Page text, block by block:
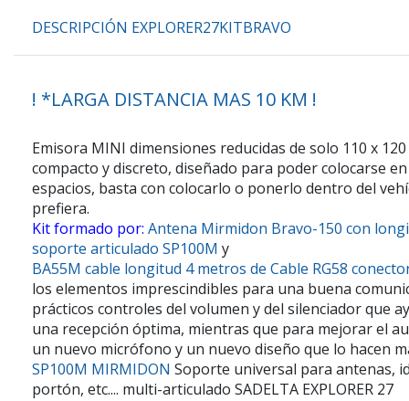
DESCRIPCIÓN EXPLORER27KITBRAVO
! *LARGA DISTANCIA MAS 10 KM !
Emisora MINI dimensiones reducidas de solo 110 x
compacto y discreto, diseñado para poder colocarse
espacios, basta con colocarlo o ponerlo dentro del
prefiera.
Kit formado por: Antena Mirmidon Bravo-150 con
soporte articulado SP100M y
BA55M cable longitud 4 metros de Cable RG58
los elementos imprescindibles para una buena
prácticos controles del volumen y del silenciador que
una recepción óptima, mientras que para mejorar el
un nuevo micrófono y un nuevo diseño que lo hacen
SP100M MIRMIDON Soporte universal para antenas,
portón, etc.... multi-articulado SADELTA EXPLORER 27